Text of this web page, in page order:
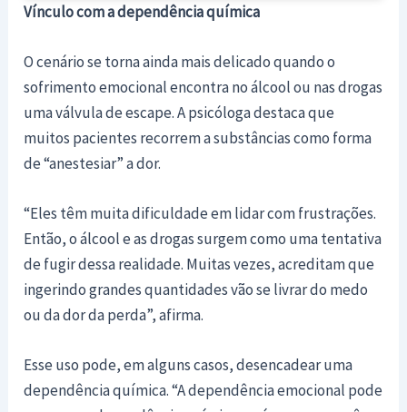
Vínculo com a dependência química
O cenário se torna ainda mais delicado quando o
sofrimento emocional encontra no álcool ou nas drogas
uma válvula de escape. A psicóloga destaca que
muitos pacientes recorrem a substâncias como forma
de “anestesiar” a dor.
“Eles têm muita dificuldade em lidar com frustrações.
Então, o álcool e as drogas surgem como uma tentativa
de fugir dessa realidade. Muitas vezes, acreditam que
ingerindo grandes quantidades vão se livrar do medo
ou da dor da perda”, afirma.
Esse uso pode, em alguns casos, desencadear uma
dependência química. “A dependência emocional pode